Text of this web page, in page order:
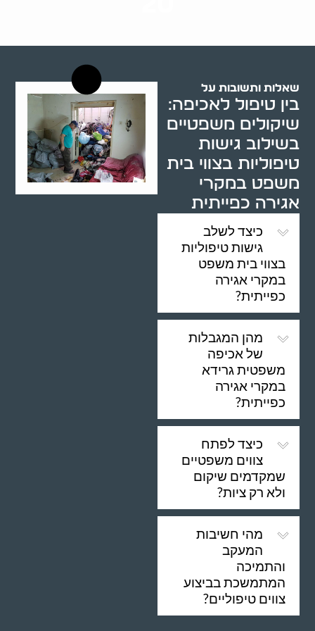
שאלות ותשובות על
בין טיפול לאכיפה:
שיקולים משפטיים
בשילוב גישות
טיפוליות בצווי בית
משפט במקרי
אגירה כפייתית
כיצד לשלב
גישות טיפוליות
בצווי בית משפט
במקרי אגירה
כפייתית?
מהן המגבלות
של אכיפה
משפטית גרידא
במקרי אגירה
כפייתית?
כיצד לפתח
צווים משפטיים
שמקדמים שיקום
ולא רק ציות?
מהי חשיבות
המעקב
והתמיכה
המתמשכת בביצוע
צווים טיפוליים?